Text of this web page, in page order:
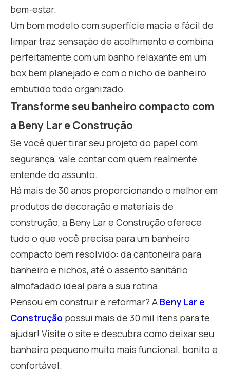
bem-estar.
Um bom modelo com superfície macia e fácil de
limpar traz sensação de acolhimento e combina
perfeitamente com um banho relaxante em um
box bem planejado e com o nicho de banheiro
embutido todo organizado.
Transforme seu banheiro compacto com
a Beny Lar e Construção
Se você quer tirar seu projeto do papel com
segurança, vale contar com quem realmente
entende do assunto.
Há mais de 30 anos proporcionando o melhor em
produtos de decoração e materiais de
construção, a Beny Lar e Construção oferece
tudo o que você precisa para um banheiro
compacto bem resolvido: da cantoneira para
banheiro e nichos, até o assento sanitário
almofadado ideal para a sua rotina.
Pensou em construir e reformar? A Beny Lar e
Construção possui mais de 30 mil itens para te
ajudar! Visite o site e descubra como deixar seu
banheiro pequeno muito mais funcional, bonito e
confortável.